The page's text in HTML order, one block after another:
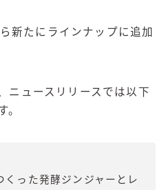
新たにラインナップに追加
ニュースリリースでは以下
。
った発酵ジンジャーとレ